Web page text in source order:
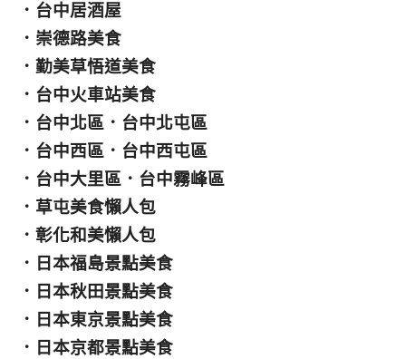
． 台中居酒屋
． 崇德路美食
． 勤美草悟道美食
． 台中火車站美食
． 台中北區 ． 台中北屯區
． 台中西區 ． 台中西屯區
． 台中大里區 ． 台中霧峰區
． 草屯美食懶人包
． 彰化和美懶人包
． 日本福島景點美食
． 日本秋田景點美食
． 日本東京景點美食
． 日本京都景點美食